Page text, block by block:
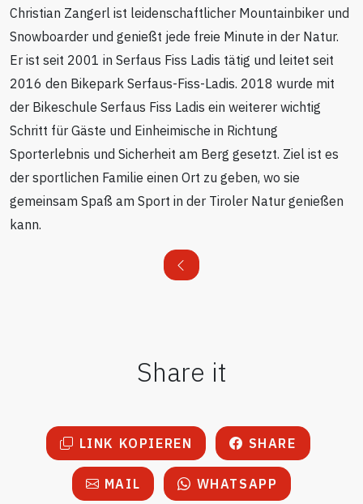
Christian Zangerl ist leidenschaftlicher Mountainbiker und
Snowboarder und genießt jede freie Minute in der Natur.
Er ist seit 2001 in Serfaus Fiss Ladis tätig und leitet seit
2016 den Bikepark Serfaus-Fiss-Ladis. 2018 wurde mit
der Bikeschule Serfaus Fiss Ladis ein weiterer wichtig
Schritt für Gäste und Einheimische in Richtung
Sporterlebnis und Sicherheit am Berg gesetzt. Ziel ist es
der sportlichen Familie einen Ort zu geben, wo sie
gemeinsam Spaß am Sport in der Tiroler Natur genießen
kann.
Share it
LINK KOPIEREN SHARE
MAIL WHATSAPP